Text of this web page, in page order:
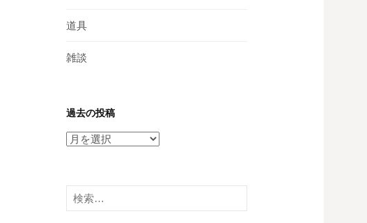
道具
雑談
過去の投稿
過
投
稿
検
索: